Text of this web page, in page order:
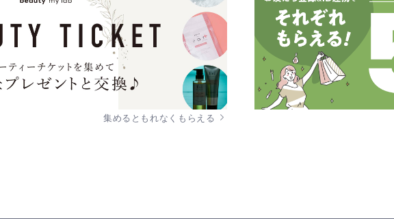
集めるともれなくもらえる